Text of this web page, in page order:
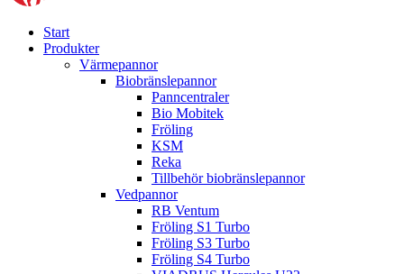
Start
Produkter
Värmepannor
Biobränslepannor
Panncentraler
Bio Mobitek
Fröling
KSM
Reka
Tillbehör biobränslepannor
Vedpannor
RB Ventum
Fröling S1 Turbo
Fröling S3 Turbo
Fröling S4 Turbo